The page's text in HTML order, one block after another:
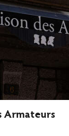
Armateurs